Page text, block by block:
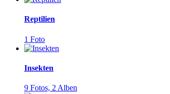
Reptilien
1 Foto
Insekten
9 Fotos, 2 Alben